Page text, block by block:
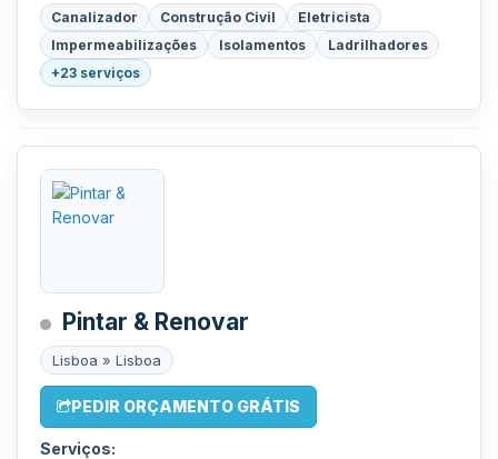
Canalizador Construção Civil
Eletricista
Impermeabilizações
Isolamentos
Ladrilhadores
+23 serviços
Pintar & Renovar
Lisboa » Lisboa
PEDIR ORÇAMENTO GRÁTIS
Serviços: